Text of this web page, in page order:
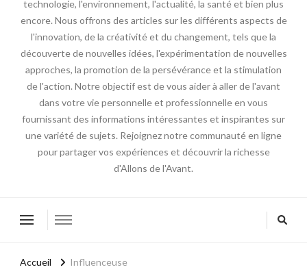
technologie, l'environnement, l'actualité, la santé et bien plus
encore. Nous offrons des articles sur les différents aspects de
l'innovation, de la créativité et du changement, tels que la
découverte de nouvelles idées, l'expérimentation de nouvelles
approches, la promotion de la persévérance et la stimulation
de l'action. Notre objectif est de vous aider à aller de l'avant
dans votre vie personnelle et professionnelle en vous
fournissant des informations intéressantes et inspirantes sur
une variété de sujets. Rejoignez notre communauté en ligne
pour partager vos expériences et découvrir la richesse
d'Allons de l'Avant.
Accueil Influenceuse